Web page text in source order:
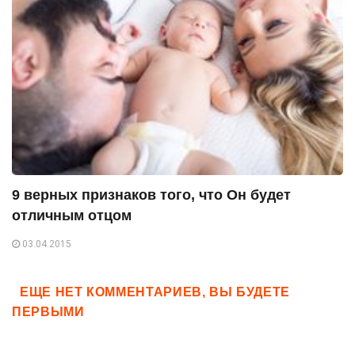
9 верных признаков того, что Он будет
отличным отцом
03.04.2015
ЕЩЕ НЕТ КОММЕНТАРИЕВ, ВЫ БУДЕТЕ
ПЕРВЫМИ